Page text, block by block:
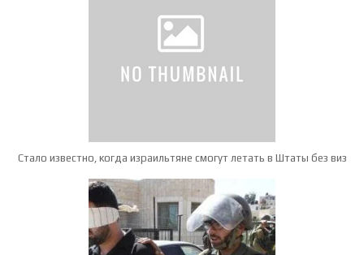
Стало известно, когда израильтяне смогут летать в Штаты без виз